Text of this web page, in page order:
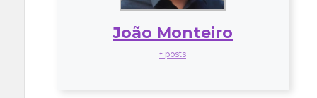
João Monteiro
+ posts